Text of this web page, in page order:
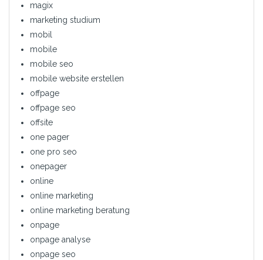
magix
marketing studium
mobil
mobile
mobile seo
mobile website erstellen
offpage
offpage seo
offsite
one pager
one pro seo
onepager
online
online marketing
online marketing beratung
onpage
onpage analyse
onpage seo